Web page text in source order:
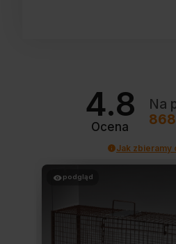
4.8
Ocena
Na
868
Jak zbieramy
podgląd